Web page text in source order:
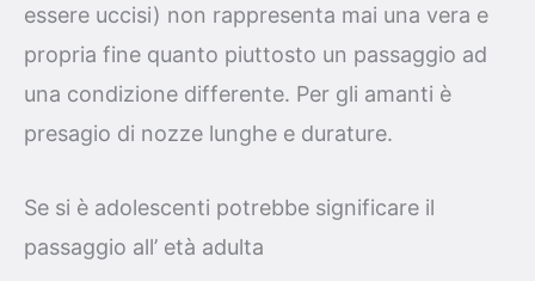
essere uccisi) non rappresenta mai una vera e
propria fine quanto piuttosto un passaggio ad
una condizione differente. Per gli amanti è
presagio di nozze lunghe e durature.
Se si è adolescenti potrebbe significare il
passaggio all’ età adulta